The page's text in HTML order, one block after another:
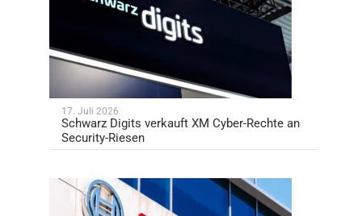
17. Juli 2026
Schwarz Digits verkauft XM Cyber-Rechte an
Security-Riesen